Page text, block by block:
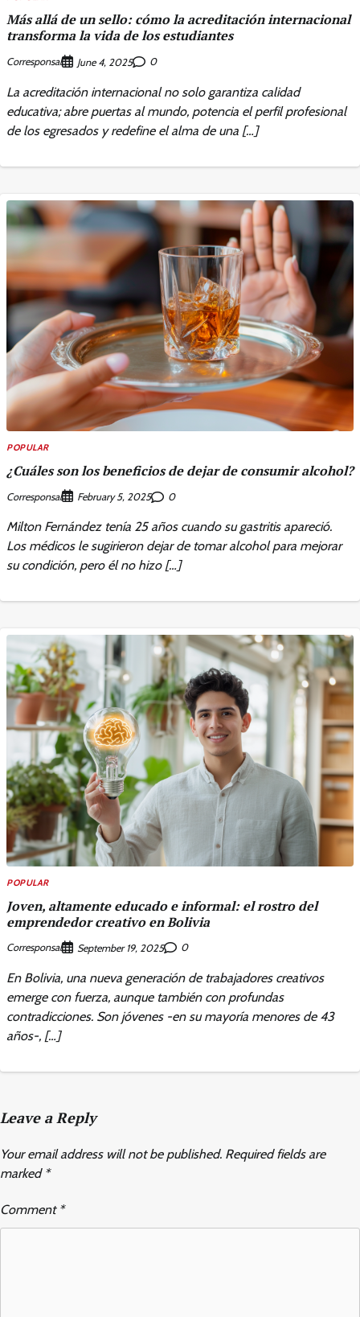
Más allá de un sello: cómo la acreditación internacional
transforma la vida de los estudiantes
Corresponsal June 4, 2025 0
La acreditación internacional no solo garantiza calidad
educativa; abre puertas al mundo, potencia el perfil profesional
de los egresados y redefine el alma de una […]
POPULAR
¿Cuáles son los beneficios de dejar de consumir alcohol?
Corresponsal February 5, 2025 0
Milton Fernández tenía 25 años cuando su gastritis apareció.
Los médicos le sugirieron dejar de tomar alcohol para mejorar
su condición, pero él no hizo […]
POPULAR
Joven, altamente educado e informal: el rostro del
emprendedor creativo en Bolivia
Corresponsal September 19, 2025 0
En Bolivia, una nueva generación de trabajadores creativos
emerge con fuerza, aunque también con profundas
contradicciones. Son jóvenes -en su mayoría menores de 43
años-, […]
Leave a Reply
Your email address will not be published. Required fields are
marked *
Comment *